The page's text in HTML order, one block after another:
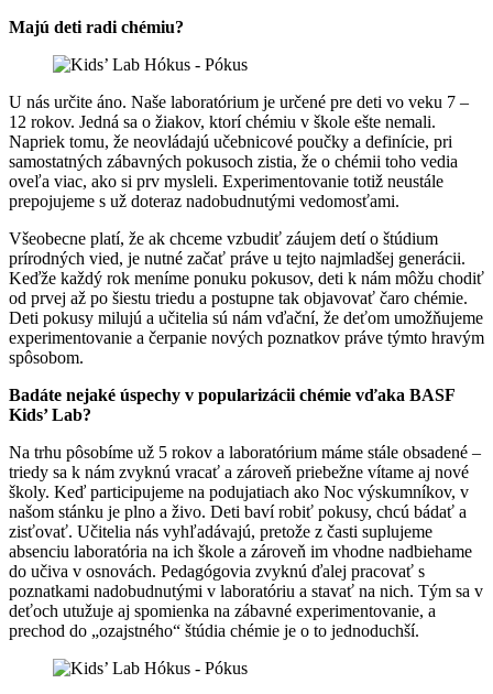
Majú deti radi chémiu?
U nás určite áno. Naše laboratórium je určené pre deti vo veku 7 –
12 rokov. Jedná sa o žiakov, ktorí chémiu v škole ešte nemali.
Napriek tomu, že neovládajú učebnicové poučky a definície, pri
samostatných zábavných pokusoch zistia, že o chémii toho vedia
oveľa viac, ako si prv mysleli. Experimentovanie totiž neustále
prepojujeme s už doteraz nadobudnutými vedomosťami.
Všeobecne platí, že ak chceme vzbudiť záujem detí o štúdium
prírodných vied, je nutné začať práve u tejto najmladšej generácii.
Keďže každý rok meníme ponuku pokusov, deti k nám môžu chodiť
od prvej až po šiestu triedu a postupne tak objavovať čaro chémie.
Deti pokusy milujú a učitelia sú nám vďační, že deťom umožňujeme
experimentovanie a čerpanie nových poznatkov práve týmto hravým
spôsobom.
Badáte nejaké úspechy v popularizácii chémie vďaka BASF
Kids’ Lab?
Na trhu pôsobíme už 5 rokov a laboratórium máme stále obsadené –
triedy sa k nám zvyknú vracať a zároveň priebežne vítame aj nové
školy. Keď participujeme na podujatiach ako Noc výskumníkov, v
našom stánku je plno a živo. Deti baví robiť pokusy, chcú bádať a
zisťovať. Učitelia nás vyhľadávajú, pretože z časti suplujeme
absenciu laboratória na ich škole a zároveň im vhodne nadbiehame
do učiva v osnovách. Pedagógovia zvyknú ďalej pracovať s
poznatkami nadobudnutými v laboratóriu a stavať na nich. Tým sa v
deťoch utužuje aj spomienka na zábavné experimentovanie, a
prechod do „ozajstného“ štúdia chémie je o to jednoduchší.